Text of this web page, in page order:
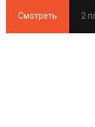
Смотреть 2